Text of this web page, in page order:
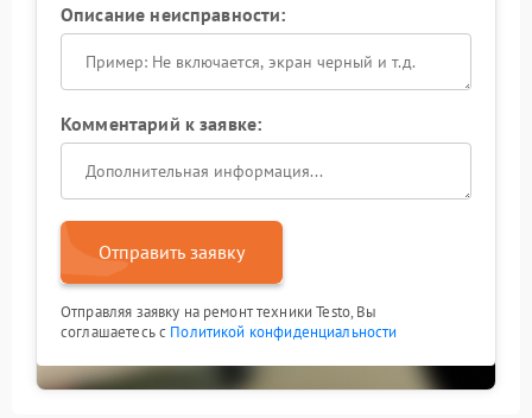
Описание неисправности:
Комментарий к заявке:
Отправить заявку
Отправляя заявку на ремонт техники Testo, Вы
соглашаетесь с Политикой конфиденциальности